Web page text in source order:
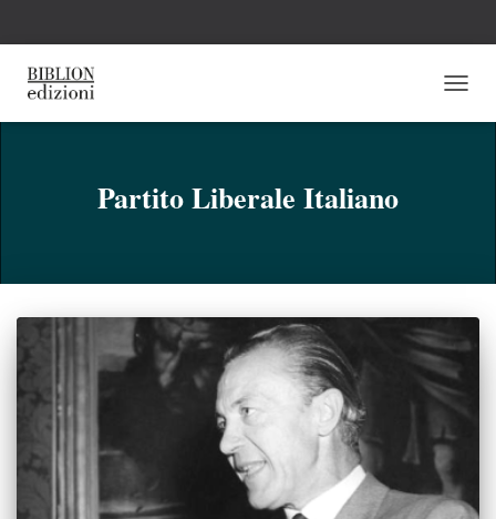
Partito Liberale Italiano